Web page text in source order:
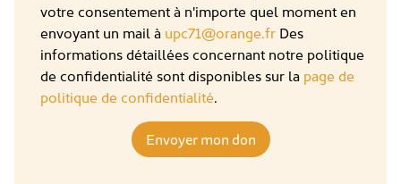
votre consentement à n'importe quel moment en
envoyant un mail à upc71@orange.fr Des
informations détaillées concernant notre politique
de confidentialité sont disponibles sur la page de
politique de confidentialité.